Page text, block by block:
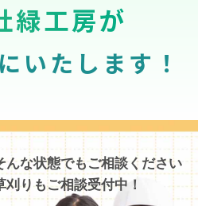
緑工房が
にいたします！
な状態でもご相談ください
りもご相談受付中！